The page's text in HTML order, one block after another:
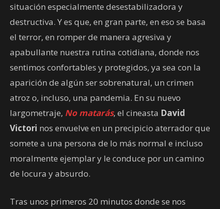
situación especialmente desestabilizadora y
destructiva. Y es que, en gran parte, en eso se basa
el terror, en romper de manera agresiva y
apabullante nuestra rutina cotidiana, donde nos
sentimos confortables y protegidos, ya sea con la
aparición de algún ser sobrenatural, un crimen
atroz o, incluso, una pandemia. En su nuevo
largometraje, No matarás, el cineasta David
Victori nos envuelve en un precipicio aterrador que
somete a una persona de lo más normal e incluso
moralmente ejemplar y le conduce por un camino
de locura y absurdo.
Tras unos primeros 20 minutos donde se nos